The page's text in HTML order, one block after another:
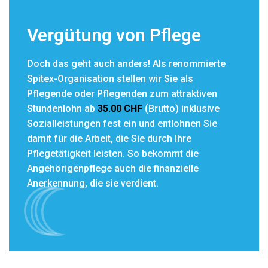
Vergütung von Pflege
Doch das geht auch anders! Als renommierte
Spitex-Organisation stellen wir Sie als
Pflegende oder Pflegenden zum attraktiven
Stundenlohn ab 35.00 CHF (Brutto) inklusive
Sozialleistungen fest ein und entlohnen Sie
damit für die Arbeit, die Sie durch Ihre
Pflegetätigkeit leisten. So bekommt die
Angehörigenpflege auch die finanzielle
Anerkennung, die sie verdient.